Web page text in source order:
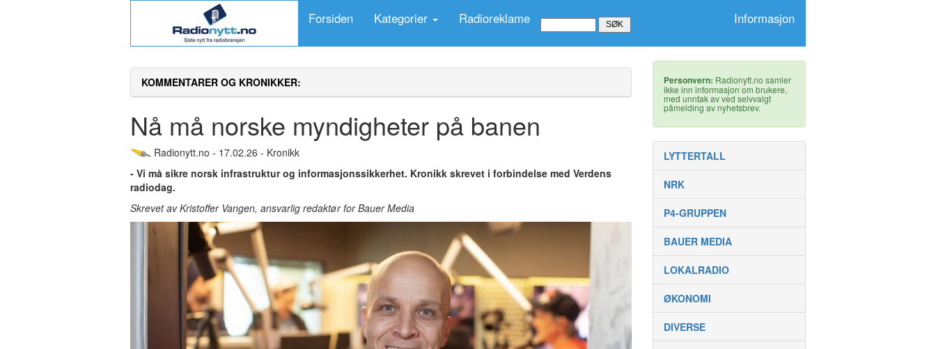
Forsiden Kategorier Radioreklame Informasjon
KOMMENTARER OG KRONIKKER:
Nå må norske myndigheter på banen
Radionytt.no - 17.02.26 - Kronikk
- Vi må sikre norsk infrastruktur og informasjonssikkerhet. Kronikk skrevet i forbindelse med Verdens
radiodag.
Skrevet av Kristoffer Vangen, ansvarlig redaktør for Bauer Media
Personvern: Radionytt.no samler
ikke inn informasjon om brukere,
med unntak av ved selvvalgt
påmelding av nyhetsbrev.
LYTTERTALL
NRK
P4-GRUPPEN
BAUER MEDIA
LOKALRADIO
ØKONOMI
DIVERSE